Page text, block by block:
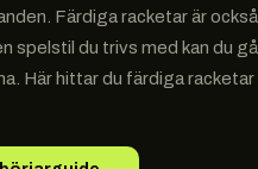
Färdiga racketar är
spelstil du trivs med kan du
Här hittar du färdiga